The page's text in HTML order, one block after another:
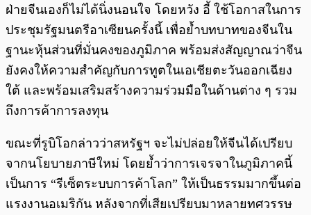
ฝ่ายจีนเองก็ไม่ได้นิ่งนอนใจ โดยหวัง อี้ ใช้โอกาสในการ
ประชุมรัฐมนตรีอาเซียนครั้งนี้ เพื่อย้ำบทบาทของจีนใน
ฐานะหุ้นส่วนที่มั่นคงของภูมิภาค พร้อมส่งสัญญาณว่าจีน
ยังคงให้ความสำคัญกับการทูตในเอเชียตะวันออกเฉียง
ใต้ และพร้อมเสริมสร้างความร่วมมือในด้านต่าง ๆ รวม
ถึงการค้าการลงทุน
ขณะที่รูบิโอกล่าวว่าสหรัฐฯ จะไม่ปล่อยให้จีนได้เปรียบ
จากนโยบายภาษีใหม่ โดยย้ำว่าการเจรจาในภูมิภาคนี้
เป็นการ “รีเซ็ตระบบการค้าโลก” ให้เป็นธรรมมากขึ้นต่อ
แรงงานอเมริกัน หลังจากที่เสียเปรียบมาหลายทศวรรษ